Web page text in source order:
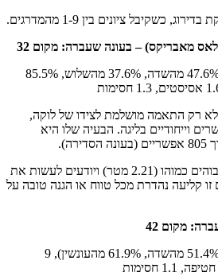
כשקיבל ציונים בין 1-9 מהמדרגים.
מאבריקס) –בעונה שעברה: מקום 32
20.1 נקודות (47.6% מהשדה, 37.6% מהשלוש, 85.5%
לא רק התאמה מושלמת לצידו של לוקה,
וייחודיים בליגה. הבעיה שלו היא
אין הרבה שחקנים בליגה שגבוהים כמוהו (2.21 מטר) ויודעים לעשות את
קליעה נהדרת מכל טווח או הגנה טובה על
מקום 42
11.5 נקודות (51.4% מהשדה, 61.9% מהעונשין), 9